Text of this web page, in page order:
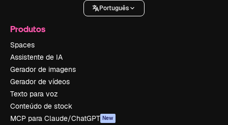
Português
Produtos
Spaces
Assistente de IA
Gerador de imagens
Gerador de vídeos
Texto para voz
Conteúdo de stock
MCP para Claude/ChatGPT New